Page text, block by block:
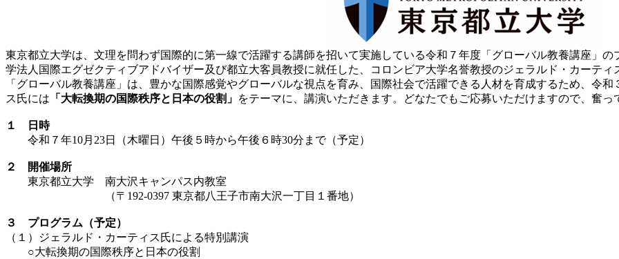
東京都立大学は、文理を問わず国際的に第一線で活躍する講師を招いて実施している令和７年度「グローバル教養講座」
学法人国際エグゼクティブアドバイザー及び都立大客員教授に就任した、コロンビア大学名誉教授のジェラルド・カーテ
「グローバル教養講座」は、豊かな国際感覚やグローバルな視点を育み、国際社会で活躍できる人材を育成するため、令
ス氏には 「大転換期の国際秩序と日本の役割」 をテーマに、講演いただきます。どなたでもご応募いただけますので、奮っ
１ 日時
令和７年10月23日（木曜日）午後５時から午後６時30分まで（予定）
２ 開催場所
東京都立大学 南大沢キャンパス内教室
（〒192-0397 東京都八王子市南大沢一丁目１番地）
３ プログラム （予定）
（１）ジェラルド・カーティス氏による特別講演
○大転換期の国際秩序と日本の役割